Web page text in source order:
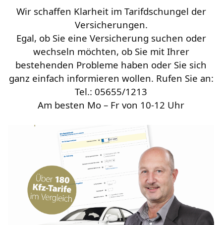
Wir schaffen Klarheit im Tarifdschungel der
Versicherungen.
Egal, ob Sie eine Versicherung suchen oder
wechseln möchten, ob Sie mit Ihrer
bestehenden Probleme haben oder Sie sich
ganz einfach informieren wollen. Rufen Sie an:
Tel.: 05655/1213
Am besten Mo – Fr von 10-12 Uhr